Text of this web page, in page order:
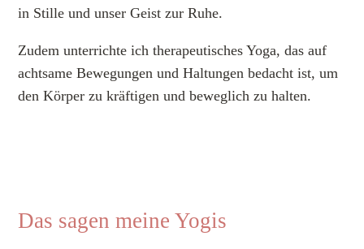
in Stille und unser Geist zur Ruhe.
Zudem unterrichte ich therapeutisches Yoga, das auf
achtsame Bewegungen und Haltungen bedacht ist, um
den Körper zu kräftigen und beweglich zu halten.
Das sagen meine Yogis